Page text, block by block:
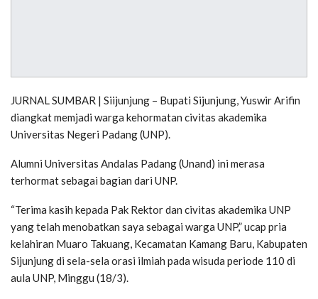
JURNAL SUMBAR | Siijunjung – Bupati Sijunjung, Yuswir Arifin
diangkat memjadi warga kehormatan civitas akademika
Universitas Negeri Padang (UNP).
Alumni Universitas Andalas Padang (Unand) ini merasa
terhormat sebagai bagian dari UNP.
“Terima kasih kepada Pak Rektor dan civitas akademika UNP
yang telah menobatkan saya sebagai warga UNP,” ucap pria
kelahiran Muaro Takuang, Kecamatan Kamang Baru, Kabupaten
Sijunjung di sela-sela orasi ilmiah pada wisuda periode 110 di
aula UNP, Minggu (18/3).